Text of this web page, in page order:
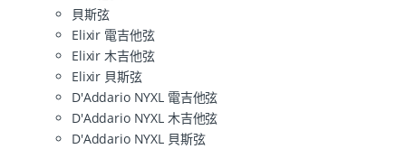
貝斯弦
Elixir 電吉他弦
Elixir 木吉他弦
Elixir 貝斯弦
D'Addario NYXL 電吉他弦
D'Addario NYXL 木吉他弦
D'Addario NYXL 貝斯弦